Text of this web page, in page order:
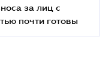
за лиц с
почти готовы